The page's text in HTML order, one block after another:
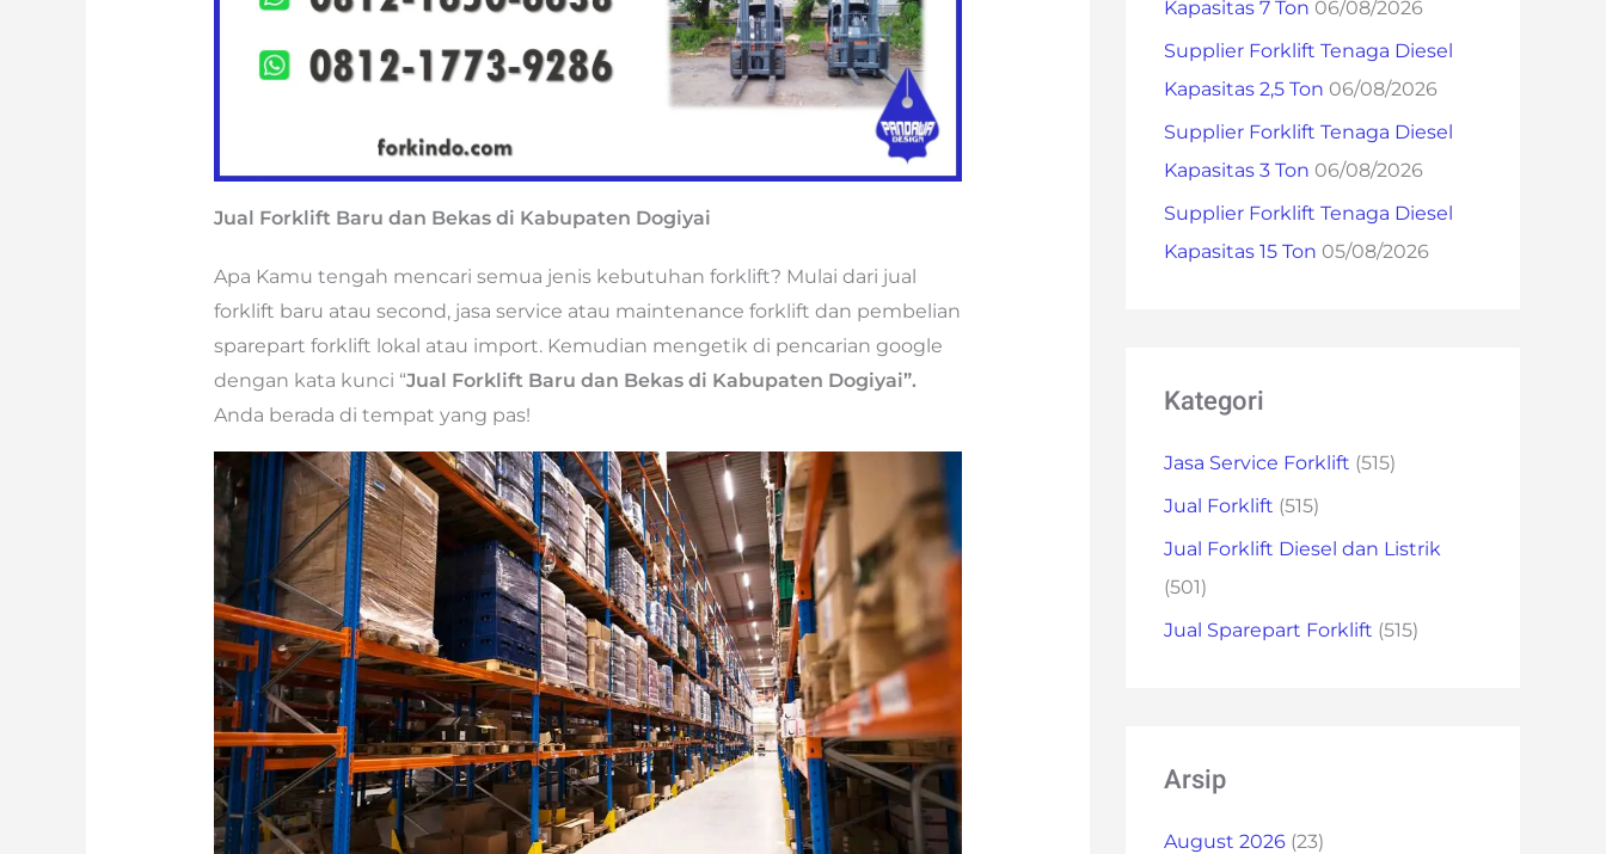
Jual Forklift Baru dan Bekas di Kabupaten Dogiyai
Apa Kamu tengah mencari semua jenis kebutuhan forklift? Mulai dari jual
forklift baru atau second, jasa service atau maintenance forklift dan pembelian
sparepart forklift lokal atau import. Kemudian mengetik di pencarian google
dengan kata kunci “Jual Forklift Baru dan Bekas di Kabupaten Dogiyai”.
Anda berada di tempat yang pas!
:
Kapasitas 7 Ton 06/08/2026
Supplier Forklift Tenaga Diesel
Kapasitas 2,5 Ton 06/08/2026
Supplier Forklift Tenaga Diesel
Kapasitas 3 Ton 06/08/2026
Supplier Forklift Tenaga Diesel
Kapasitas 15 Ton 05/08/2026
Kategori
Jasa Service Forklift (515)
Jual Forklift (515)
Jual Forklift Diesel dan Listrik
(501)
Jual Sparepart Forklift (515)
Arsip
August 2026 (23)